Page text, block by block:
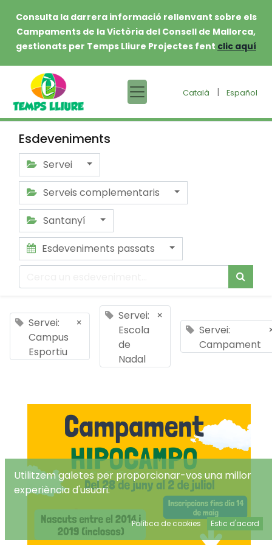
Consulta la darrera informació rellenvant sobre els
Campaments de la Victòria del Consell de Mallorca,
gestionats per Temps Lliure Projectes fent clic aquí
Català | Español
Esdeveniments
Servei
Serveis complementaris
Santanyí
Esdeveniments passats
Servei:
Campus
Esportiu
×
Servei:
Escola
de
Nadal
×
Servei:
Campament
Utilitzem galetes per proporcionar-vos una millor
experiència d'usuari.
Política de cookies Estic d'acord